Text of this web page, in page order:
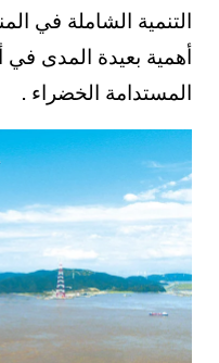
التنمية الشاملة في
أهمية بعيدة المدى في
المستدامة الخضراء .